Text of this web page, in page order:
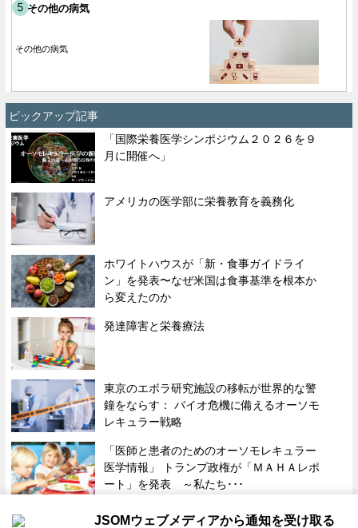
その他の病気
その他の病気
ピックアップ記事
「国際栄養医学シンポジウム２０２６を９
月に開催へ」
アメリカの医学部に栄養教育を義務化
ホワイトハウスが「新・食事ガイドライ
ン」を発表〜なぜ米国は食事基準を根本か
ら変えたのか
発達障害と栄養療法
東京のエボラ研究施設の移転が世界的な警
鐘をならす： バイオ危機に備えるオーソモ
レキュラー戦略
「医師と患者のためのオーソモレキュラー
医学情報」 トランプ政権が「ＭＡＨＡレポ
ート」を発表 ～私たち･･･
JSOMウェブメディアから通知を受け取る